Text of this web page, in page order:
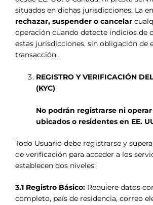
situados en dichas jurisdicciones. La
rechazar, suspender o cancelar
operación cuando detecte indicios de
estas jurisdicciones, sin obligación de
transacción.
REGISTRO Y VERIFICACIÓN
(KYC)
No podrán registrarse ni
ubicados o residentes en EE.
Todo Usuario debe registrarse y
de verificación para acceder a los
establecen dos niveles:
3.1 Registro Básico: Requiere datos
completo, país de residencia, correo